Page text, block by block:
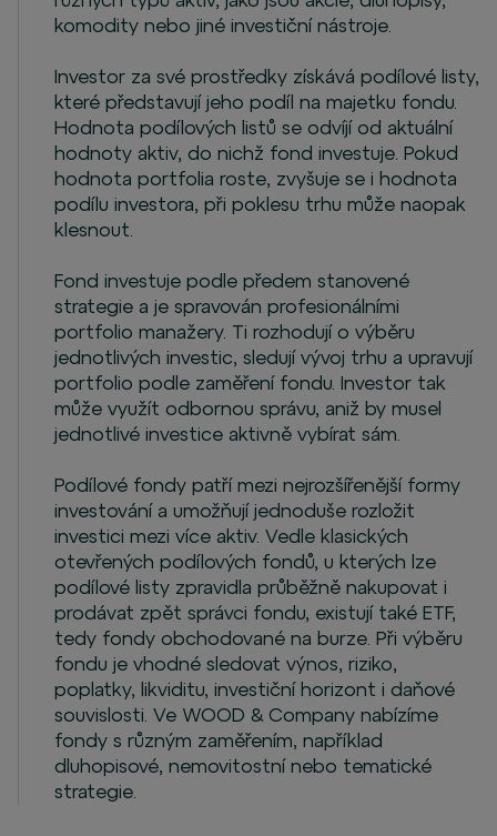
komodity nebo jiné investiční nástroje.
Investor za své prostředky získává podílové listy,
které představují jeho podíl na majetku fondu.
Hodnota podílových listů se odvíjí od aktuální
hodnoty aktiv, do nichž fond investuje. Pokud
hodnota portfolia roste, zvyšuje se i hodnota
podílu investora, při poklesu trhu může naopak
klesnout.
Fond investuje podle předem stanovené
strategie a je spravován profesionálními
portfolio manažery. Ti rozhodují o výběru
jednotlivých investic, sledují vývoj trhu a upravují
portfolio podle zaměření fondu. Investor tak
může využít odbornou správu, aniž by musel
jednotlivé investice aktivně vybírat sám.
Podílové fondy patří mezi nejrozšířenější formy
investování a umožňují jednoduše rozložit
investici mezi více aktiv. Vedle klasických
otevřených podílových fondů, u kterých lze
podílové listy zpravidla průběžně nakupovat i
prodávat zpět správci fondu, existují také ETF,
tedy fondy obchodované na burze. Při výběru
fondu je vhodné sledovat výnos, riziko,
poplatky, likviditu, investiční horizont i daňové
souvislosti. Ve WOOD & Company nabízíme
fondy s různým zaměřením, například
dluhopisové, nemovitostní nebo tematické
strategie.